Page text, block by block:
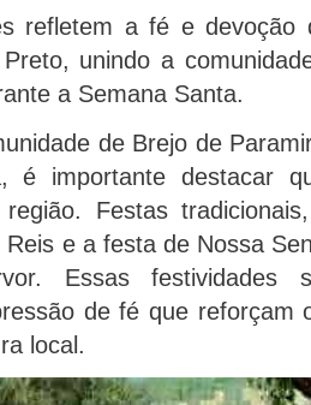
refletem a fé e devoção
unindo a
a Semana Santa.
de Brejo de
é importante destacar
Festas
e a festa de Nossa
Essas festividades
de fé que reforçam
local.